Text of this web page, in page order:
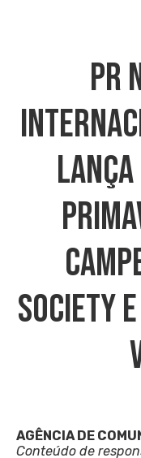
PR
Lança
Society
AGÊNCIA DE
Conteúdo de